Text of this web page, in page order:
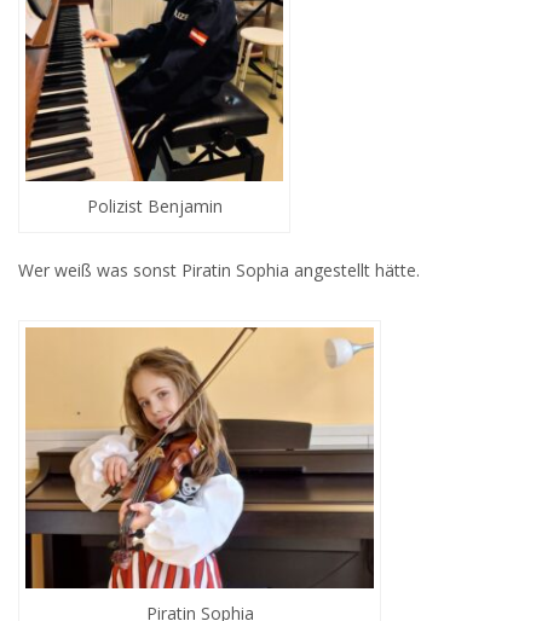
Polizist Benjamin
Wer weiß was sonst Piratin Sophia angestellt hätte.
Piratin Sophia